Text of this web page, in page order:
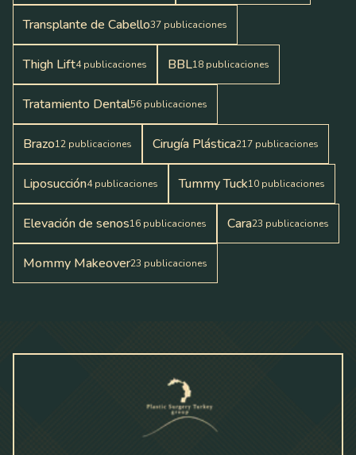
Transplante de Cabello37 publicaciones
Thigh Lift4 publicaciones BBL18 publicaciones
Tratamiento Dental56 publicaciones
Brazo12 publicaciones Cirugía Plástica217 publicaciones
Liposucción4 publicaciones Tummy Tuck10 publicaciones
Elevación de senos16 publicaciones Cara23 publicaciones
Mommy Makeover23 publicaciones